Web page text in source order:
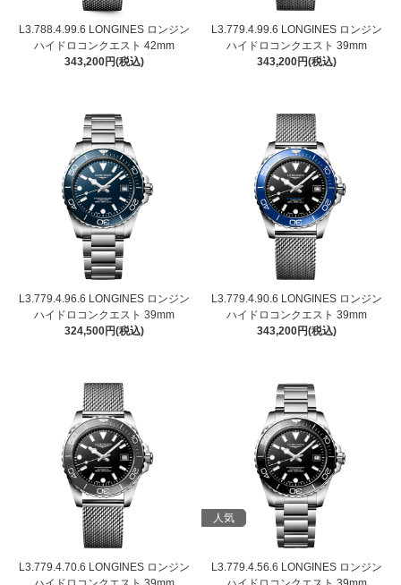
L3.788.4.99.6 LONGINES ロンジン
ハイドロコンクエスト 42mm
343,200円(税込)
L3.779.4.99.6 LONGINES ロンジン
ハイドロコンクエスト 39mm
343,200円(税込)
L3.779.4.96.6 LONGINES ロンジン
ハイドロコンクエスト 39mm
324,500円(税込)
L3.779.4.90.6 LONGINES ロンジン
ハイドロコンクエスト 39mm
343,200円(税込)
L3.779.4.70.6 LONGINES ロンジン
人気
L3.779.4.56.6 LONGINES ロンジン